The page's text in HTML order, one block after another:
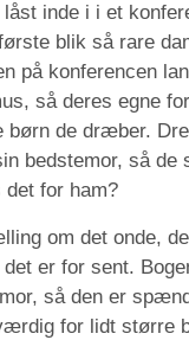
inde i i et
blik så rare
på konferencen
så deres egne
børn de dræber.
bedstemor, så de
det for ham?
om det onde,
er for sent.
så den er
for lidt større